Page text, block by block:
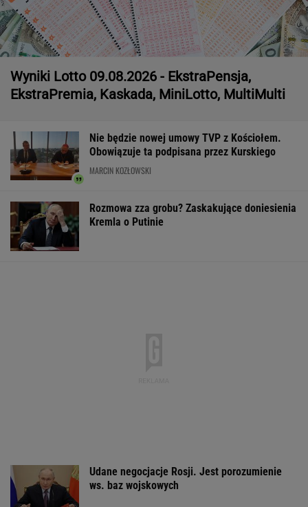
Wyniki Lotto 09.08.2026 - EkstraPensja,
EkstraPremia, Kaskada, MiniLotto, MultiMulti
Nie będzie nowej umowy TVP z Kościołem.
Obowiązuje ta podpisana przez Kurskiego
MARCIN KOZŁOWSKI
Rozmowa zza grobu? Zaskakujące doniesienia
Kremla o Putinie
Udane negocjacje Rosji. Jest porozumienie
ws. baz wojskowych